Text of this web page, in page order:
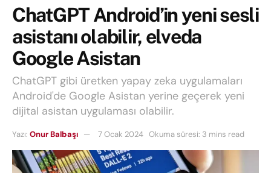
ChatGPT Android’in yeni sesli
asistanı olabilir, elveda
Google Asistan
ChatGPT gibi üretken yapay zeka uygulamaları
Android'de Google Asistan yerine geçerek yeni
dijital asistan uygulaması olabilir.
Yazı: Onur Balbaşı 7 Ocak 2024 Okuma süresi: 3 mins read